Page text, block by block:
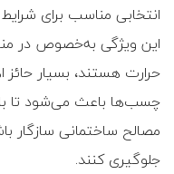
انتخابی مناسب برای
این ویژگی به‌خصوص در
حرارت هستند، بسیار
چسب‌ها باعث می‌شود تا با
مصالح ساختمانی سازگار
جلوگیری کنند.